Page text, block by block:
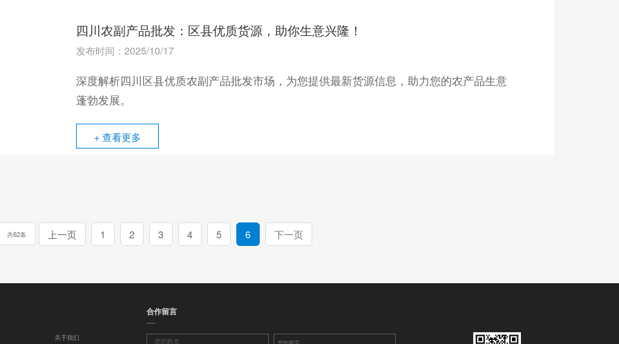
四川农副产品批发：区县优质货源，助你生意兴隆！
发布时间：2025/10/17
深度解析四川区县优质农副产品批发市场，为您提供最新货源信息，助力您的农产品生意
蓬勃发展。
+ 查看更多
共62条 上一页 1 2 3 4 5 6 下一页
关于我们
合作留言